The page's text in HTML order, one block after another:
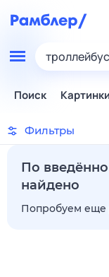
Поиск Картинки
Фильтры
По
найдено
Попробуем еще